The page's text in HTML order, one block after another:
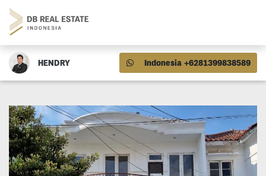
HENDRY Indonesia +6281399838589